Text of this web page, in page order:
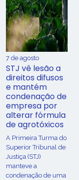
7 de agosto
STJ vê lesão a
direitos difusos
e mantém
condenação de
empresa por
alterar fórmula
de agrotóxicos
​A Primeira Turma do
Superior Tribunal de
Justiça (STJ)
manteve a
condenação de uma